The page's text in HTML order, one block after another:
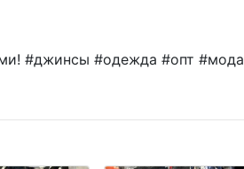
#джинсы #одежда #опт #мода